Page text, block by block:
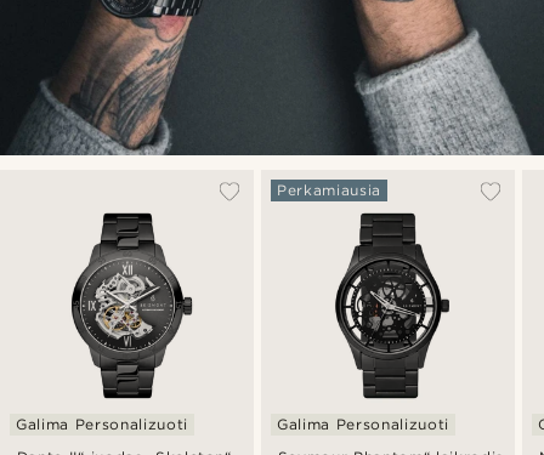
Galima Personalizuoti
Perkamiausia
Galima Personalizuoti